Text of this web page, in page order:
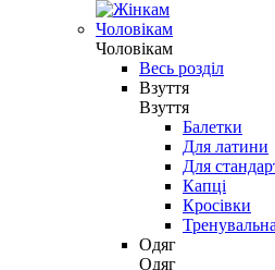
Чоловікам
Чоловікам
Весь розділ
Взуття
Взуття
Балетки
Для латини
Для
Капці
Кросівки
Одяг
Одяг